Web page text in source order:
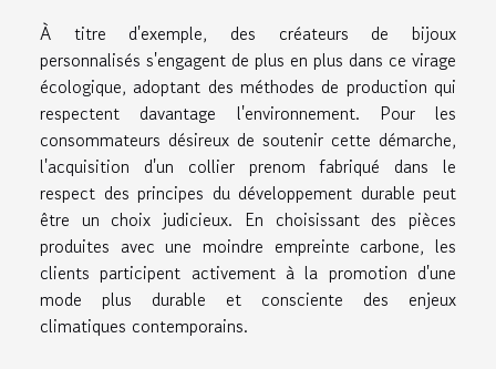
À titre d'exemple, des créateurs de bijoux
personnalisés s'engagent de plus en plus dans ce virage
écologique, adoptant des méthodes de production qui
respectent davantage l'environnement. Pour les
consommateurs désireux de soutenir cette démarche,
l'acquisition d'un collier prenom fabriqué dans le
respect des principes du développement durable peut
être un choix judicieux. En choisissant des pièces
produites avec une moindre empreinte carbone, les
clients participent activement à la promotion d'une
mode plus durable et consciente des enjeux
climatiques contemporains.